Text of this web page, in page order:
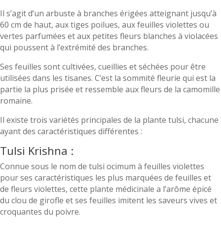
Il s’agit d’un arbuste à branches érigées atteignant jusqu’à
60 cm de haut, aux tiges poilues, aux feuilles violettes ou
vertes parfumées et aux petites fleurs blanches à violacées
qui poussent à l’extrémité des branches.
Ses feuilles sont cultivées, cueillies et séchées pour être
utilisées dans les tisanes. C’est la sommité fleurie qui est la
partie la plus prisée et ressemble aux fleurs de la camomille
romaine.
Il existe trois variétés principales de la plante tulsi, chacune
ayant des caractéristiques différentes :
Tulsi Krishna :
Connue sous le nom de tulsi ocimum à feuilles violettes
pour ses caractéristiques les plus marquées de feuilles et
de fleurs violettes, cette plante médicinale a l’arôme épicé
du clou de girofle et ses feuilles imitent les saveurs vives et
croquantes du poivre.